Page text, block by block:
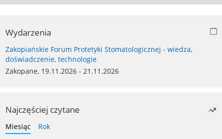
Wydarzenia
Zakopiańskie Forum Protetyki Stomatologicznej - wiedza,
doświadczenie, technologie
Zakopane, 19.11.2026 - 21.11.2026
Najczęściej czytane
Miesiąc
Rok